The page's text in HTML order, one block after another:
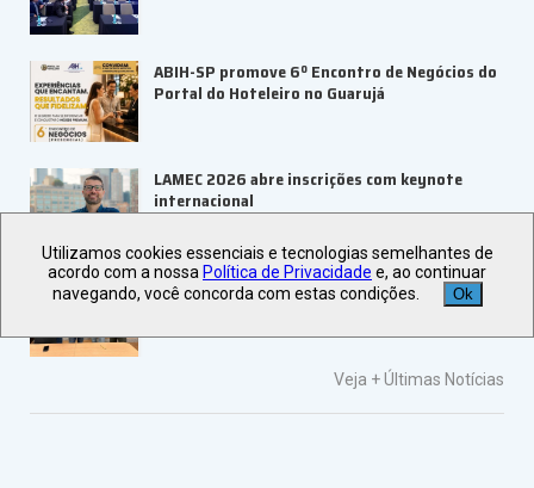
ABIH-SP promove 6º Encontro de Negócios do
Portal do Hoteleiro no Guarujá
LAMEC 2026 abre inscrições com keynote
internacional
UBRAFE e ABRACE firmam parceria para
fortalecer feiras e eventos
Veja +Últimas Notícias
Utilizamos cookies essenciais e tecnologias semelhantes de
acordo com a nossa Política de Privacidade e, ao continuar
navegando, você concorda com estas condições.
Ok